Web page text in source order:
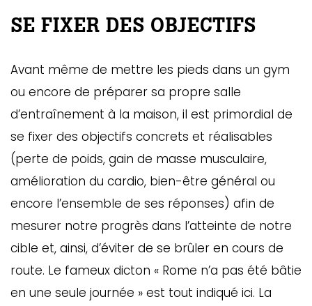
SE FIXER DES OBJECTIFS
Avant même de mettre les pieds dans un gym
ou encore de préparer sa propre salle
d’entraînement à la maison, il est primordial de
se fixer des objectifs concrets et réalisables
(perte de poids, gain de masse musculaire,
amélioration du cardio, bien-être général ou
encore l’ensemble de ses réponses) afin de
mesurer notre progrès dans l’atteinte de notre
cible et, ainsi, d’éviter de se brûler en cours de
route. Le fameux dicton « Rome n’a pas été bâtie
en une seule journée » est tout indiqué ici. La